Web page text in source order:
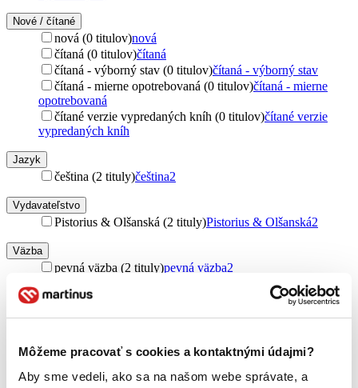
Môžeme pracovať s cookies a kontaktnými údajmi?
Aby sme vedeli, ako sa na našom webe správate, a
Nové / čítané
nová (0 titulov)nová
čítaná (0 titulov)čítaná
čítaná - výborný stav (0 titulov)čítaná - výborný stav
čítaná - mierne opotrebovaná (0 titulov)čítaná - mierne
opotrebovaná
čítané verzie vypredaných kníh (0 titulov)čítané verzie
vypredaných kníh
Jazyk
čeština (2 tituly)čeština2
Vydavateľstvo
Pistorius & Olšanská (2 tituly)Pistorius & Olšanská2
Väzba
pevná väzba (2 tituly)pevná väzba2
Zúžiť výber